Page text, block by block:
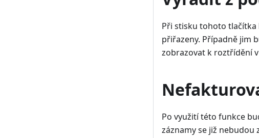
Při stisku tohoto tlačítka
přiřazeny. Případně jim
zobrazovat k roztřídění
Po využití této funkce
záznamy se již nebudou